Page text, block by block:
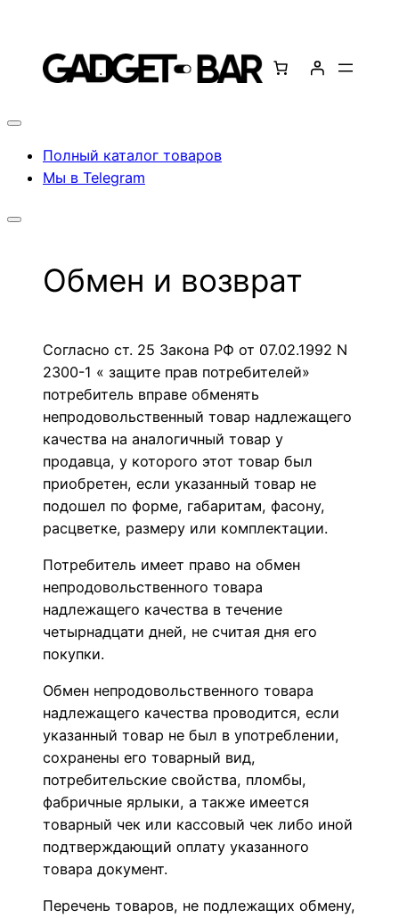
содержимому
Полный каталог товаров
Мы в Telegram
Обмен и возврат
Согласно ст. 25 Закона РФ от 07.02.1992 N
2300-1 « защите прав потребителей»
потребитель вправе обменять
непродовольственный товар надлежащего
качества на аналогичный товар у
продавца, у которого этот товар был
приобретен, если указанный товар не
подошел по форме, габаритам, фасону,
расцветке, размеру или комплектации.
Потребитель имеет право на обмен
непродовольственного товара
надлежащего качества в течение
четырнадцати дней, не считая дня его
покупки.
Обмен непродовольственного товара
надлежащего качества проводится, если
указанный товар не был в употреблении,
сохранены его товарный вид,
потребительские свойства, пломбы,
фабричные ярлыки, а также имеется
товарный чек или кассовый чек либо иной
подтверждающий оплату указанного
товара документ.
Перечень товаров, не подлежащих обмену,